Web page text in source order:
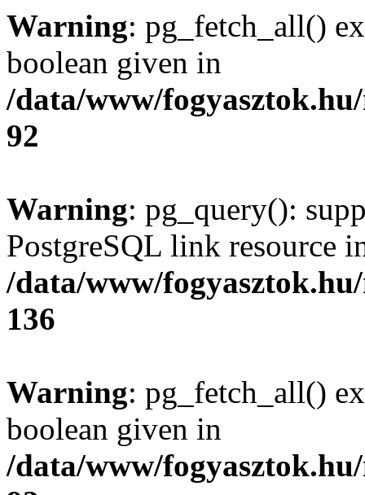
Warning: pg_fetch_all()
boolean given in
/data/www/
92
Warning: pg_query():
PostgreSQL link resource
/data/www/
136
Warning: pg_fetch_all()
boolean given in
/data/www/